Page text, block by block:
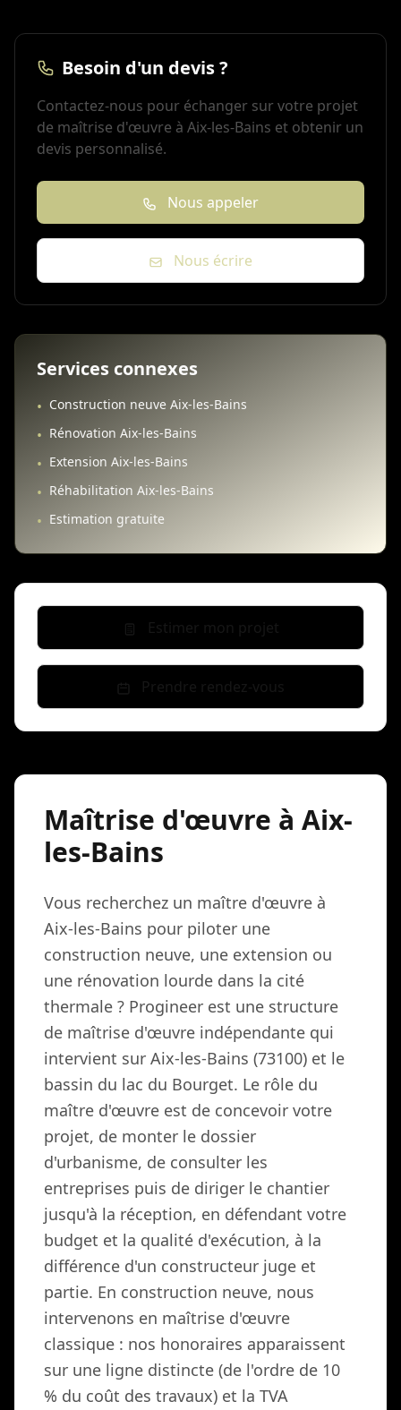
Besoin d'un devis ?
Contactez-nous pour échanger sur votre projet
de maîtrise d'œuvre à Aix-les-Bains et obtenir un
devis personnalisé.
Nous appeler
Nous écrire
Services connexes
• Construction neuve Aix-les-Bains
• Rénovation Aix-les-Bains
• Extension Aix-les-Bains
• Réhabilitation Aix-les-Bains
• Estimation gratuite
Maîtrise d'œuvre à Aix-
les-Bains
Vous recherchez un maître d'œuvre à
Aix-les-Bains pour piloter une
construction neuve, une extension ou
une rénovation lourde dans la cité
thermale ? Progineer est une structure
de maîtrise d'œuvre indépendante qui
intervient sur Aix-les-Bains (73100) et le
bassin du lac du Bourget. Le rôle du
maître d'œuvre est de concevoir votre
projet, de monter le dossier
d'urbanisme, de consulter les
entreprises puis de diriger le chantier
jusqu'à la réception, en défendant votre
budget et la qualité d'exécution, à la
différence d'un constructeur juge et
partie. En construction neuve, nous
intervenons en maîtrise d'œuvre
classique : nos honoraires apparaissent
sur une ligne distincte (de l'ordre de 10
% du coût des travaux) et la TVA